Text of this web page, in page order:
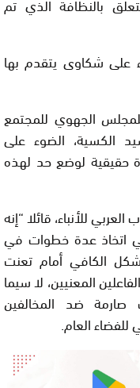
على شكاوى يتقدم بها
الجهوي للمجتمع
الكسية، الضوء على
حقيقية لوضع حد لهذه
للأنباء، قائلا “إنه
اتخاذ عدة خطوات في
الكافي أمام تعنت
المعنيين، لا سيما
صارمة ضد المخالفين
العام.